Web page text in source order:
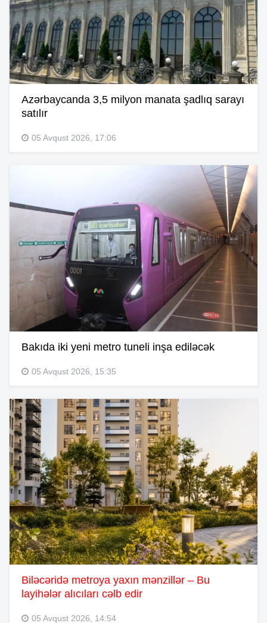
Azərbaycanda 3,5 milyon manata şadlıq sarayı
satılır
05 Avqust 2026, 17:06
Bakıda iki yeni metro tuneli inşa ediləcək
05 Avqust 2026, 15:35
Biləcəridə metroya yaxın mənzillər – Bu
layihələr alıcıları cəlb edir
05 Avqust 2026, 14:54